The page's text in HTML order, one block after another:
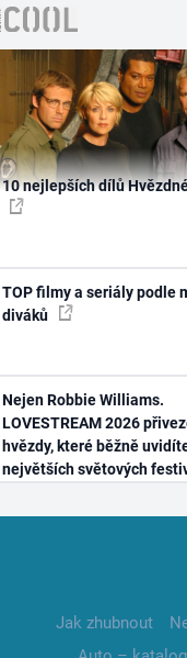
10 nejlepších dílů
TOP filmy a seriály podle
diváků
Nejen Robbie Williams.
LOVESTREAM 2026
hvězdy, které běžně
největších světových
Jak zhubnout